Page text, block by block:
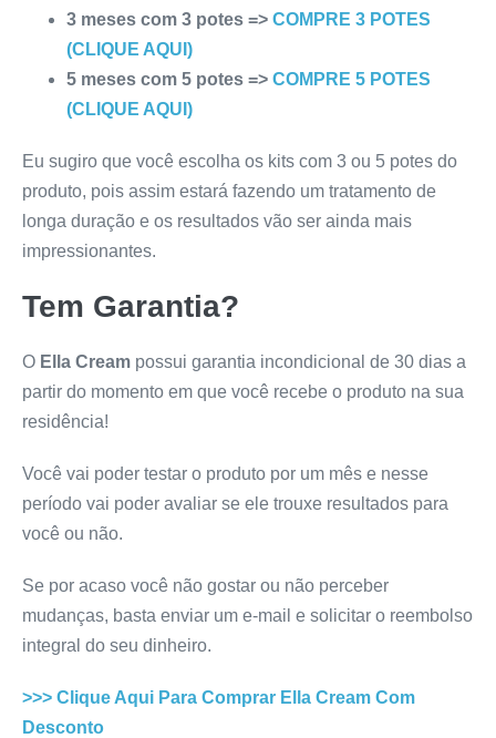
3 meses com 3 potes => COMPRE 3 POTES
(CLIQUE AQUI)
5 meses com 5 potes => COMPRE 5 POTES
(CLIQUE AQUI)
Eu sugiro que você escolha os kits com 3 ou 5 potes do
produto, pois assim estará fazendo um tratamento de
longa duração e os resultados vão ser ainda mais
impressionantes.
Tem Garantia?
O Ella Cream possui garantia incondicional de 30 dias a
partir do momento em que você recebe o produto na sua
residência!
Você vai poder testar o produto por um mês e nesse
período vai poder avaliar se ele trouxe resultados para
você ou não.
Se por acaso você não gostar ou não perceber
mudanças, basta enviar um e-mail e solicitar o reembolso
integral do seu dinheiro.
>>> Clique Aqui Para Comprar Ella Cream Com
Desconto